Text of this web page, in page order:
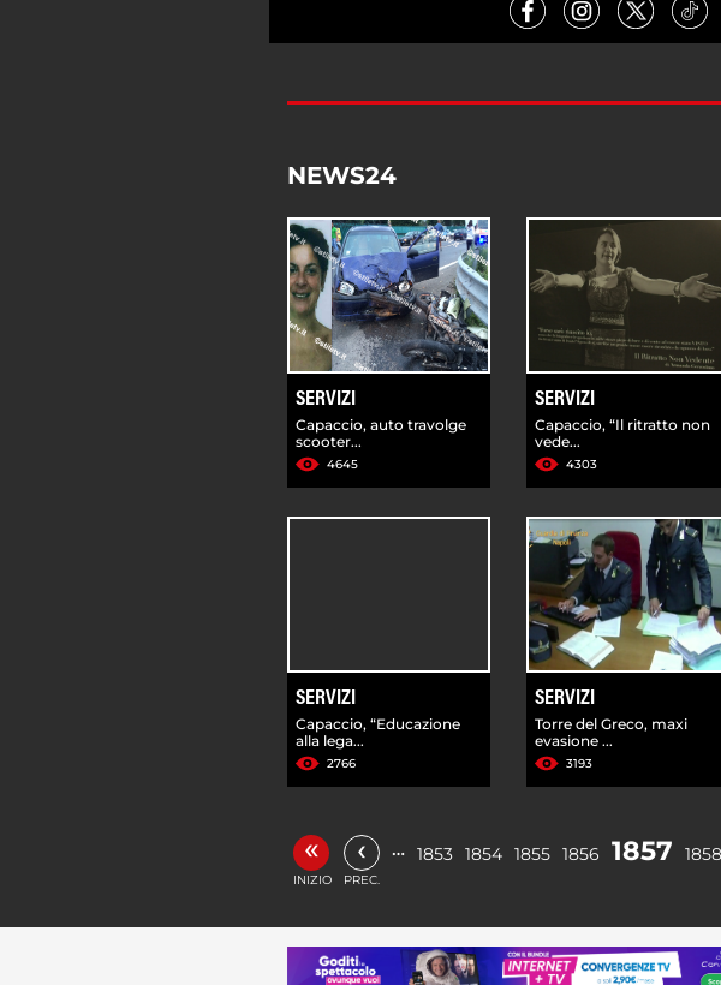
NEWS24
SERVIZI
Capaccio, auto travolge
scooter...
4645
SERVIZI
Capaccio, “Il ritratto non
vede...
4303
SERVIZI
Capaccio, “Educazione
alla lega...
2766
SERVIZI
Torre del Greco, maxi
evasione ...
3193
«
INIZIO
‹
PREC.
… 1853 1854 1855 1856 1857 1858